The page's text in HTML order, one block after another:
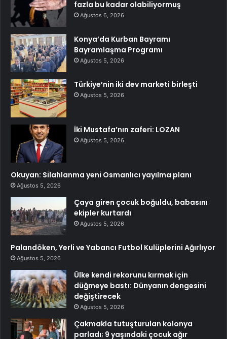
fazla bu kadar olabiliyormuş
Ağustos 6, 2026
Konya’da Kurban Bayramı
Bayramlaşma Programı
Ağustos 5, 2026
Türkiye’nin iki dev marketi birleşti
Ağustos 5, 2026
İki Mustafa’nın zaferi: LOZAN
Ağustos 5, 2026
Okuyan: Silahlanma yeni Osmanlıcı yayılma planı
Ağustos 5, 2026
Çaya giren çocuk boğuldu, babasını
ekipler kurtardı
Ağustos 5, 2026
Palandöken, Yerli ve Yabancı Futbol Kulüplerini Ağırlıyor
Ağustos 5, 2026
Ülke kendi rekorunu kırmak için
düğmeye bastı: Dünyanın dengesini
değiştirecek
Ağustos 5, 2026
Çakmakla tutuşturulan kolonya
parladı; 9 yaşındaki çocuk ağır